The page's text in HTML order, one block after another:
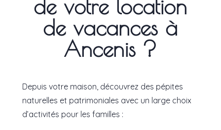
de votre location
de vacances à
Ancenis ?
Depuis votre maison, découvrez des pépites
naturelles et patrimoniales avec un large choix
d’activités pour les familles :